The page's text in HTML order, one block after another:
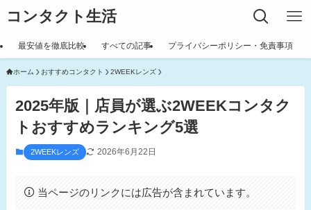
コンタクト生活
最安値を徹底比較 すべての記事 プライバシーポリシー・免責事項
ホーム おすすめコンタクト 2WEEKレンズ
2025年版｜店員が選ぶ2WEEKコンタク
トおすすめランキング5選
2WEEKレンズ 2026年6月22日
当ページのリンクには広告が含まれています。